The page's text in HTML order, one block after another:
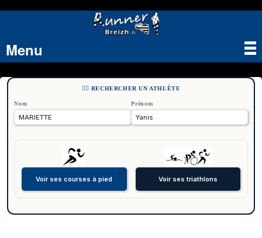
Menu
🏃‍♂️ RECHERCHER UN ATHLÈTE
Nom Prénom